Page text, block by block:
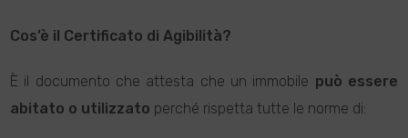
Cos’è il Certificato di Agibilità?
È il documento che attesta che un immobile può essere
abitato o utilizzato perché rispetta tutte le norme di: